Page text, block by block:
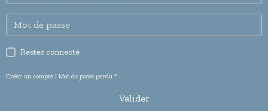
Rester connecté
Créer un compte | Mot de passe perdu ?
Valider